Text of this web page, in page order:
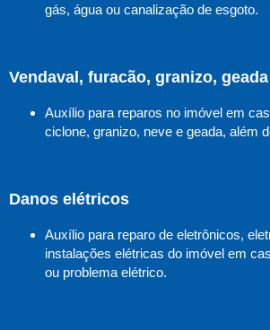
gás, água ou canalização de esgoto.
Vendaval, furacão, granizo, geada
Auxílio para reparos no imóvel em
ciclone, granizo, neve e geada, além
Danos elétricos
Auxílio para reparo de eletrônicos,
instalações elétricas do imóvel em
ou problema elétrico.